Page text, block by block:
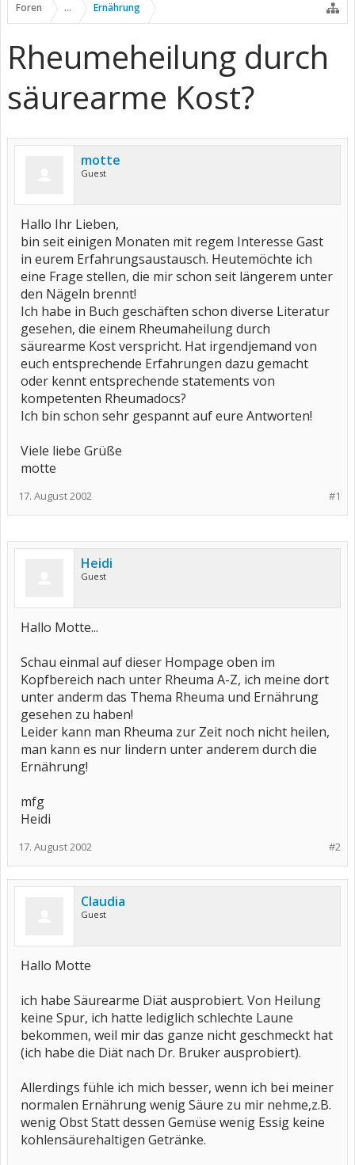
Foren ... Ernährung
Rheumeheilung durch
säurearme Kost?
motte
Guest
Hallo Ihr Lieben,
bin seit einigen Monaten mit regem Interesse Gast
in eurem Erfahrungsaustausch. Heutemöchte ich
eine Frage stellen, die mir schon seit längerem unter
den Nägeln brennt!
Ich habe in Buch geschäften schon diverse Literatur
gesehen, die einem Rheumaheilung durch
säurearme Kost verspricht. Hat irgendjemand von
euch entsprechende Erfahrungen dazu gemacht
oder kennt entsprechende statements von
kompetenten Rheumadocs?
Ich bin schon sehr gespannt auf eure Antworten!
Viele liebe Grüße
motte
#1
17. August 2002
Heidi
Guest
Hallo Motte...
Schau einmal auf dieser Hompage oben im
Kopfbereich nach unter Rheuma A-Z, ich meine dort
unter anderm das Thema Rheuma und Ernährung
gesehen zu haben!
Leider kann man Rheuma zur Zeit noch nicht heilen,
man kann es nur lindern unter anderem durch die
Ernährung!
mfg
Heidi
#2
17. August 2002
Claudia
Guest
Hallo Motte
ich habe Säurearme Diät ausprobiert. Von Heilung
keine Spur, ich hatte lediglich schlechte Laune
bekommen, weil mir das ganze nicht geschmeckt hat
(ich habe die Diät nach Dr. Bruker ausprobiert).
Allerdings fühle ich mich besser, wenn ich bei meiner
normalen Ernährung wenig Säure zu mir nehme,z.B.
wenig Obst Statt dessen Gemüse wenig Essig keine
kohlensäurehaltigen Getränke.